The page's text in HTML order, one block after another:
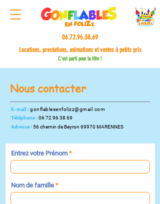
06.72.96.38.69
Locations, prestations, animations et ventes à petits prix
C'est parti pour la fête !
Nous contacter
E-mail :gonflablesenfolizz@gmail.com
Téléphone :06 72 96 38 69
Adresse :56 chemin de Beyron 69970 MARENNES
Entrez votre Prénom
Nom de famille